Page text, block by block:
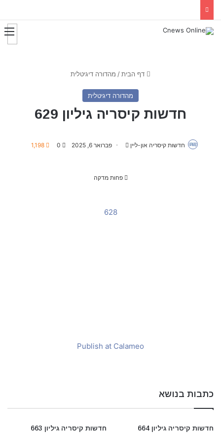
דף הבית/ מהדורה דיגיטלית
מהדורה דיגיטלית
חדשות קיסריה גיליון 629
חדשות קיסריה און-ליין
d
פברואר 6, 2025 0
1,198
פחות מדקה
628
Publish at Calameo
כתבות בנושא
חדשות קיסריה גיליון 664 חדשות קיסריה גיליון 663